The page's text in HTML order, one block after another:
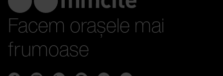
Facem orașele mai
frumoase